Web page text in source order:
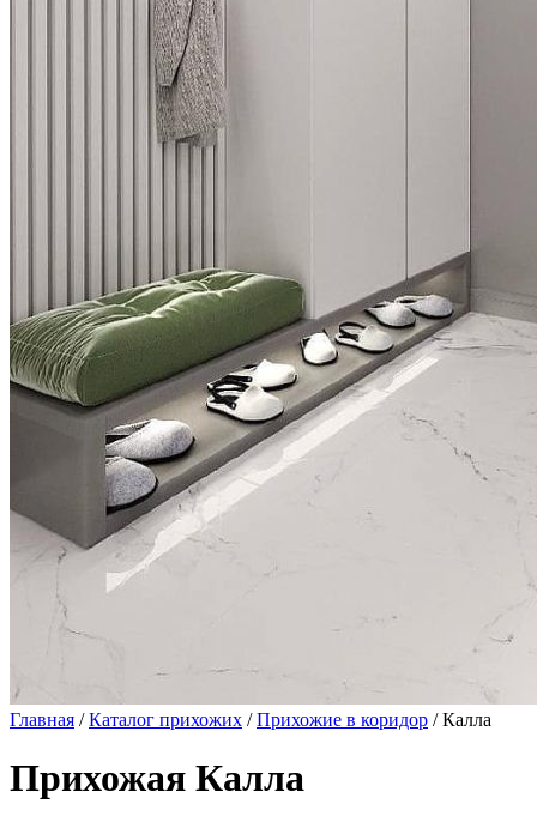
Главная /Каталог прихожих /Прихожие в коридор / Калла
Прихожая Калла